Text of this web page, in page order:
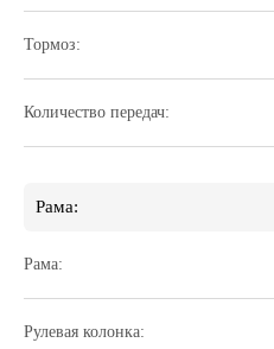
Тормоз:
Количество передач:
Рама:
Рама:
Рулевая колонка: